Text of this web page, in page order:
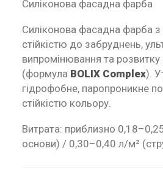
Силіконова фасадна фарба
Силіконова фасадна фарба
стійкістю до забруднень,
випромінювання та розвитку
(формула BOLIX Complex).
гідрофобне, паропроникне
стійкістю кольору.
Витрата: приблизно
основи) / 0,30–0,40 л/м²